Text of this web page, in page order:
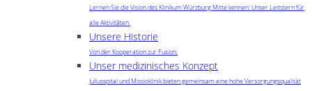
Lernen Sie die Vision des Klinikum Würzburg Mitte kennen: Unser Leitstern für
alle Aktivitäten.
Unsere Historie
Von der Kooperation zur Fusion.
Unser medizinisches Konzept
Juliusspital und Missioklinik bieten gemeinsam eine hohe Versorgungsqualität